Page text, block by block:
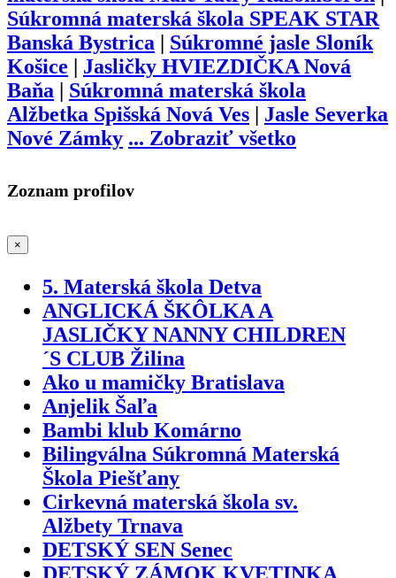
Súkromná materská škola SPEAK STAR
Banská Bystrica
Súkromné jasle Sloník
Košice
Jasličky HVIEZDIČKA Nová
Baňa
Súkromná materská škola
Alžbetka Spišská Nová Ves
Jasle Severka
Nové Zámky ... Zobraziť všetko
Zoznam profilov
×
5. Materská škola Detva
ANGLICKÁ ŠKÔLKA A
JASLIČKY NANNY CHILDREN
´S CLUB Žilina
Ako u mamičky Bratislava
Anjelik Šaľa
Bambi klub Komárno
Bilingválna Súkromná Materská
Škola Piešťany
Cirkevná materská škola sv.
Alžbety Trnava
DETSKÝ SEN Senec